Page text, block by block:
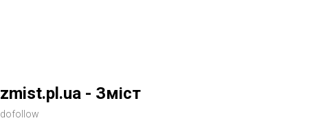
zmist.pl.ua - Зміст
dofollow